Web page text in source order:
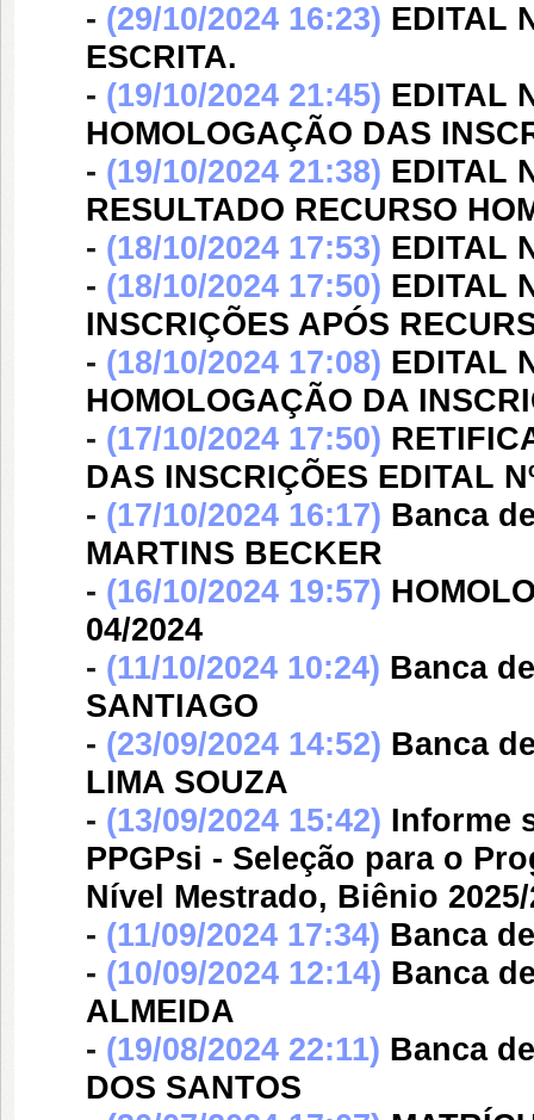
- (29/10/2024 16:23) EDITAL
ESCRITA.
- (19/10/2024 21:45) EDITAL
HOMOLOGAÇÃO DAS
- (19/10/2024 21:38) EDITAL
RESULTADO RECURSO
- (18/10/2024 17:53) EDITAL
- (18/10/2024 17:50) EDITAL
INSCRIÇÕES APÓS
- (18/10/2024 17:08) EDITAL
HOMOLOGAÇÃO DA
- (17/10/2024 17:50)
DAS INSCRIÇÕES EDITAL
- (17/10/2024 16:17) Banca
MARTINS BECKER
- (16/10/2024 19:57)
04/2024
- (11/10/2024 10:24) Banca
SANTIAGO
- (23/09/2024 14:52) Banca
LIMA SOUZA
- (13/09/2024 15:42) Informe
PPGPsi - Seleção para o
Nível Mestrado, Biênio 2025/
- (11/09/2024 17:34) Banca
- (10/09/2024 12:14) Banca
ALMEIDA
- (19/08/2024 22:11) Banca
DOS SANTOS